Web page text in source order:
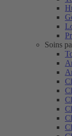
Soins